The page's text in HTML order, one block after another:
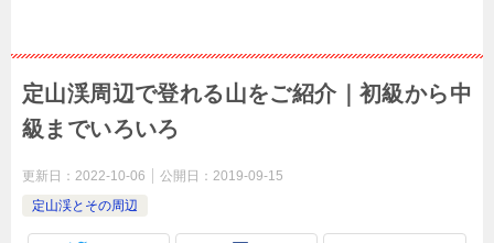
定山渓周辺で登れる山をご紹介｜初級から中
級までいろいろ
更新日： 2022-10-06 公開日： 2019-09-15
定山渓とその周辺